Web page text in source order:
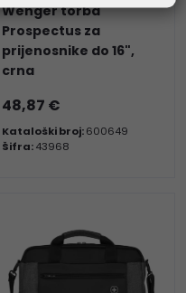
Wenger torba
Prospectus za
prijenosnike do 16",
crna
48,87 €
Kataloški broj:600649
Šifra:43968